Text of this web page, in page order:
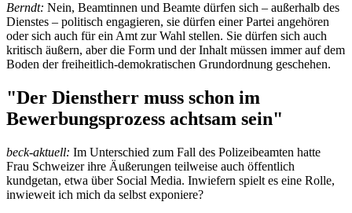
Berndt: Nein, Beamtinnen und Beamte dürfen sich – außerhalb des
Dienstes – politisch engagieren, sie dürfen einer Partei angehören
oder sich auch für ein Amt zur Wahl stellen. Sie dürfen sich auch
kritisch äußern, aber die Form und der Inhalt müssen immer auf dem
Boden der freiheitlich-demokratischen Grundordnung geschehen.
"Der Dienstherr muss schon im
Bewerbungsprozess achtsam sein"
beck-aktuell: Im Unterschied zum Fall des Polizeibeamten hatte
Frau Schweizer ihre Äußerungen teilweise auch öffentlich
kundgetan, etwa über Social Media. Inwiefern spielt es eine Rolle,
inwieweit ich mich da selbst exponiere?